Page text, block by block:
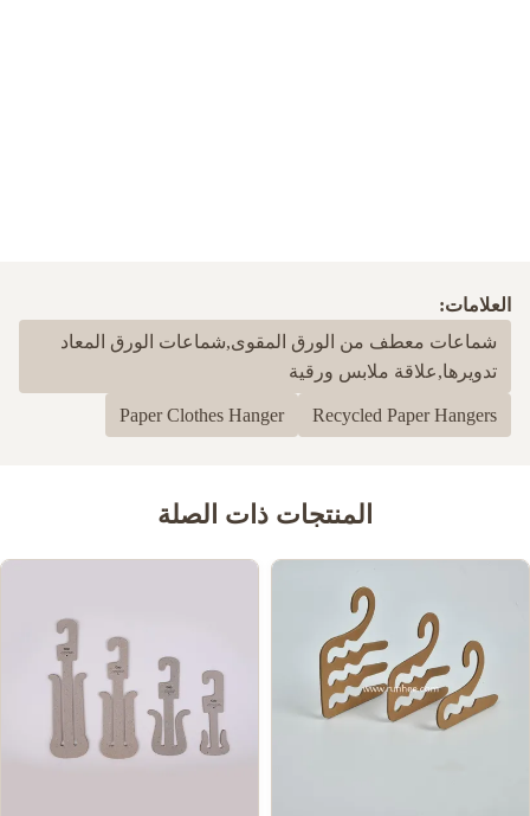
العلامات:
شماعات معطف من الورق المقوى,شماعات الورق المعاد
تدويرها,علاقة ملابس ورقية
Recycled Paper Hangers
Paper Clothes Hanger
المنتجات ذات الصلة